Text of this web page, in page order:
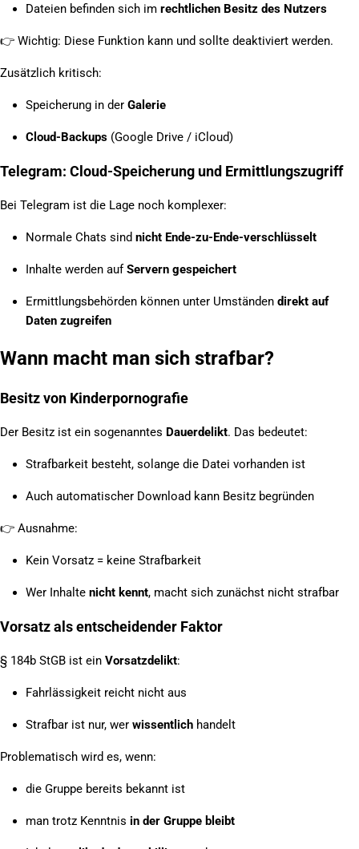
Dateien befinden sich im rechtlichen Besitz des Nutzers
👉 Wichtig: Diese Funktion kann und sollte deaktiviert werden.
Zusätzlich kritisch:
Speicherung in der Galerie
Cloud-Backups (Google Drive / iCloud)
Telegram: Cloud-Speicherung und Ermittlungszugriff
Bei Telegram ist die Lage noch komplexer:
Normale Chats sind nicht Ende-zu-Ende-verschlüsselt
Inhalte werden aufServern gespeichert
Ermittlungsbehörden können unter Umständen direkt auf
Daten zugreifen
Wann macht man sich strafbar?
Besitz von Kinderpornografie
Der Besitz ist ein sogenanntes Dauerdelikt. Das bedeutet:
Strafbarkeit besteht, solange die Datei vorhanden ist
Auch automatischer Download kann Besitz begründen
👉 Ausnahme:
Kein Vorsatz = keine Strafbarkeit
Wer Inhalte nicht kennt, macht sich zunächst nicht strafbar
Vorsatz als entscheidender Faktor
§ 184b StGB ist ein Vorsatzdelikt:
Fahrlässigkeit reicht nicht aus
Strafbar ist nur, wer wissentlich handelt
Problematisch wird es, wenn:
die Gruppe bereits bekannt ist
man trotz Kenntnis in der Gruppe bleibt